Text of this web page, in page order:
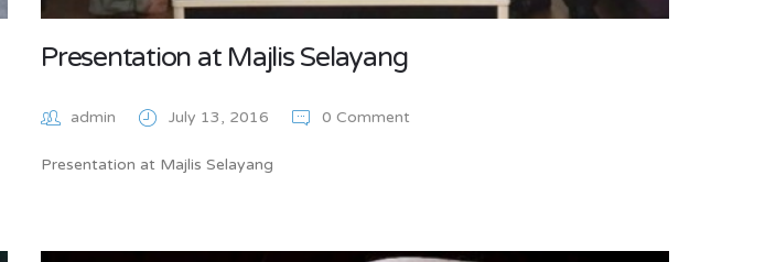
Presentation at Majlis Selayang
admin July 13, 2016 0 Comment
Presentation at Majlis Selayang